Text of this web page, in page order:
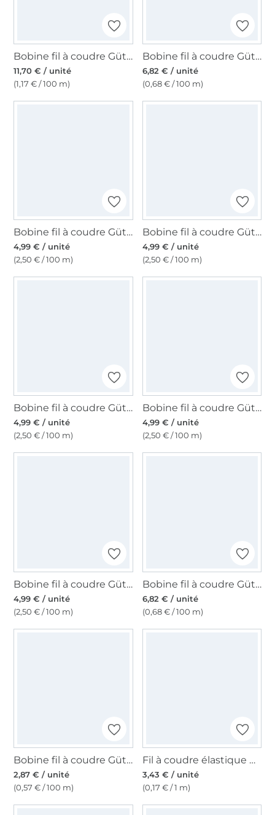
Bobine fil à coudre Gütermann 1000m polyester, (000) noir
11,70 € / unité
(1,17 € / 100 m)
Bobine fil à coudre Gütermann 1000m polyester Mara 120, (0800) blanc
6,82 € / unité
(0,68 € / 100 m)
Bobine fil à coudre Gütermann 200m polyester, (300) bleu
4,99 € / unité
(2,50 € / 100 m)
Bobine fil à coudre Gütermann 200m polyester, (877) rose fuchsia foncé
4,99 € / unité
(2,50 € / 100 m)
Bobine fil à coudre Gütermann 200m polyester, (669) marron teddy
4,99 € / unité
(2,50 € / 100 m)
Bobine fil à coudre Gütermann 200m polyester, (198) beige clair
4,99 € / unité
(2,50 € / 100 m)
Bobine fil à coudre Gütermann 200m polyester, (186) beige
4,99 € / unité
(2,50 € / 100 m)
Bobine fil à coudre Gütermann 1000m polyester Mara 120, (0001) blanc cassé
6,82 € / unité
(0,68 € / 100 m)
Bobine fil à coudre Gütermann 500m polyester Toldi, (659) rose
2,87 € / unité
(0,57 € / 100 m)
Fil à coudre élastique 0,5 mm noir
3,43 € / unité
(0,17 € / 1 m)